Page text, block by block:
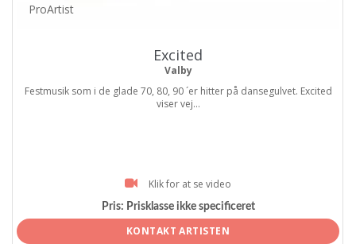
ProArtist
Excited
Valby
Festmusik som i de glade 70, 80, 90 ´er hitter på dansegulvet. Excited
viser vej...
Klik for at se video
Pris: Prisklasse ikke specificeret
KONTAKT ARTISTEN